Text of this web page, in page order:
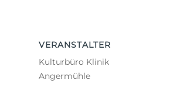
VERANSTALTER
Kulturbüro Klinik
Angermühle